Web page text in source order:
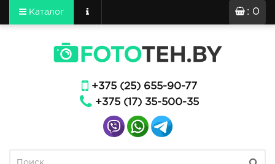
: 0
Каталог
+375 (25) 655-90-77
+375 (17) 35-500-35